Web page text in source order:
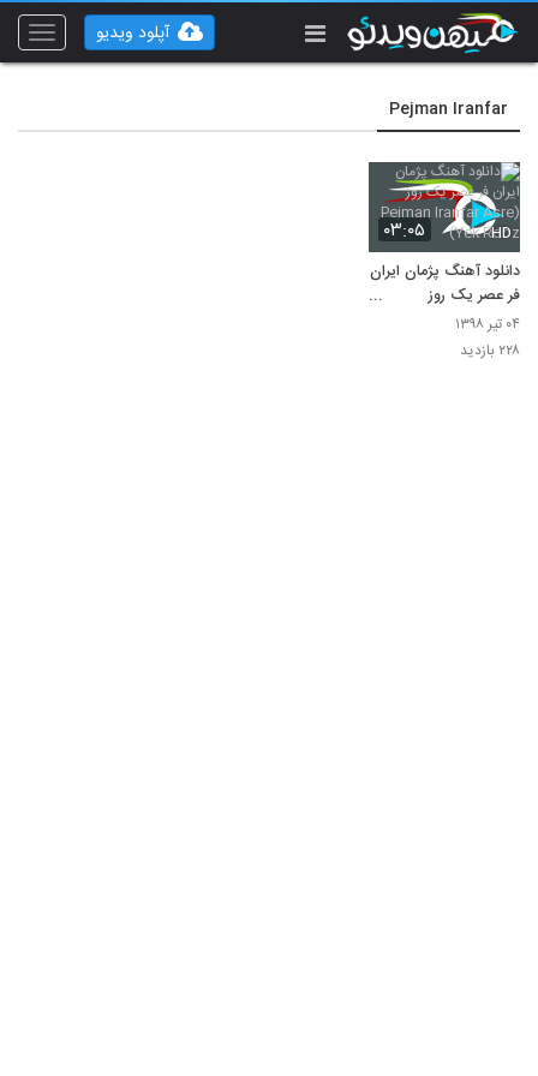
Toggle
آپلود ویدیو
Pejman Iranfar
۰۳:۰۵ HD
دانلود آهنگ پژمان ایران
فر عصر یک روز
(Pejman Iranfar
Asre Yek Rooz)
۰۴ تیر ۱۳۹۸
۲۲۸ بازدید